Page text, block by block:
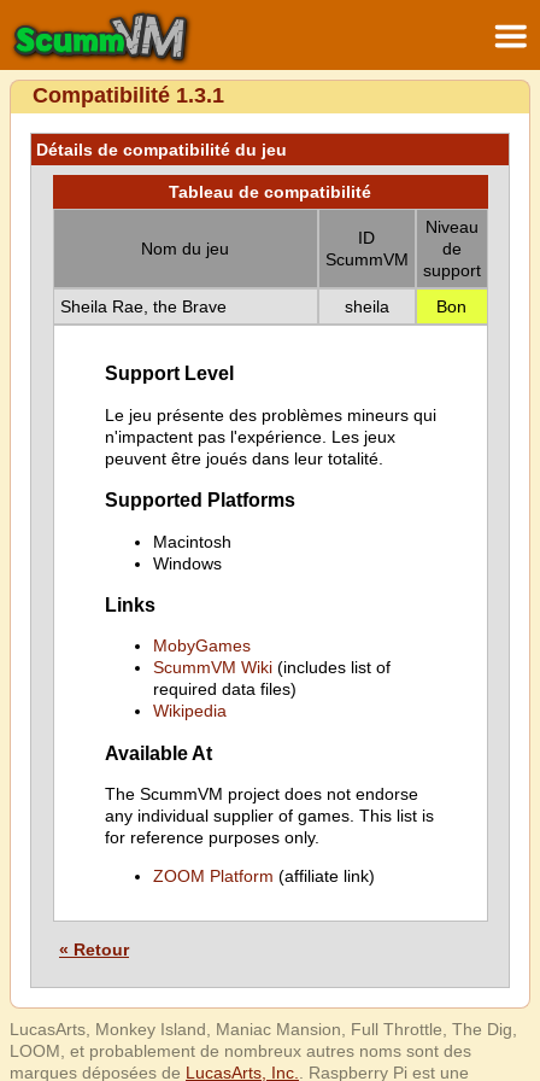
Compatibilité 1.3.1
Détails de compatibilité du jeu
Tableau de compatibilité
Nom du jeu
ID
ScummVM
Niveau
de
support
Sheila Rae, the Brave
sheila Bon
Support Level
Le jeu présente des problèmes mineurs qui
n'impactent pas l'expérience. Les jeux
peuvent être joués dans leur totalité.
Supported Platforms
Macintosh
Windows
Links
MobyGames
ScummVM Wiki(includes list of
required data files)
Wikipedia
Available At
The ScummVM project does not endorse
any individual supplier of games. This list is
for reference purposes only.
ZOOM Platform (affiliate link)
« Retour
LucasArts, Monkey Island, Maniac Mansion, Full Throttle, The Dig,
LOOM, et probablement de nombreux autres noms sont des
marques déposées de LucasArts, Inc. . Raspberry Pi est une